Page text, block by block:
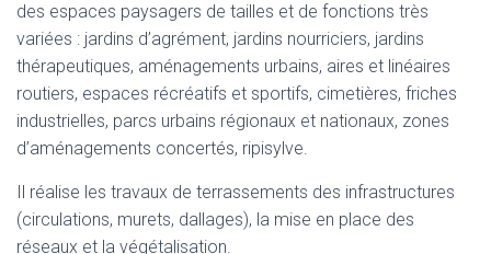
des espaces paysagers de tailles et de fonctions très
variées : jardins d’agrément, jardins nourriciers, jardins
thérapeutiques, aménagements urbains, aires et linéaires
routiers, espaces récréatifs et sportifs, cimetières, friches
industrielles, parcs urbains régionaux et nationaux, zones
d’aménagements concertés, ripisylve.
Il réalise les travaux de terrassements des infrastructures
(circulations, murets, dallages), la mise en place des
réseaux et la végétalisation.